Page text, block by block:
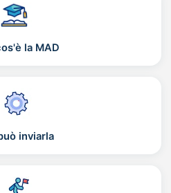
la MAD
inviarla